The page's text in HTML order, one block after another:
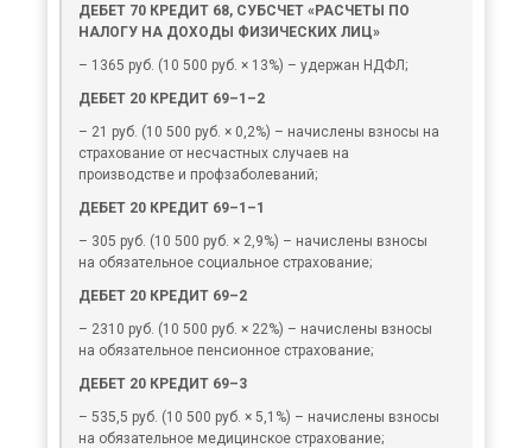
ДЕБЕТ 70 КРЕДИТ 68, СУБСЧЕТ «РАСЧЕТЫ ПО
НАЛОГУ НА ДОХОДЫ ФИЗИЧЕСКИХ ЛИЦ»
– 1365 руб. (10 500 руб. × 13%) – удержан НДФЛ;
ДЕБЕТ 20 КРЕДИТ 69–1–2
– 21 руб. (10 500 руб. × 0,2%) – начислены взносы на
страхование от несчастных случаев на
производстве и профзаболеваний;
ДЕБЕТ 20 КРЕДИТ 69–1–1
– 305 руб. (10 500 руб. × 2,9%) – начислены взносы
на обязательное социальное страхование;
ДЕБЕТ 20 КРЕДИТ 69–2
– 2310 руб. (10 500 руб. × 22%) – начислены взносы
на обязательное пенсионное страхование;
ДЕБЕТ 20 КРЕДИТ 69–3
– 535,5 руб. (10 500 руб. × 5,1%) – начислены взносы
на обязательное медицинское страхование;